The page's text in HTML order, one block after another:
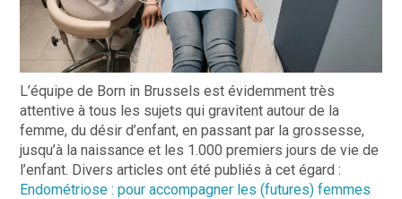
L’équipe de Born in Brussels est évidemment très
attentive à tous les sujets qui gravitent autour de la
femme, du désir d’enfant, en passant par la grossesse,
jusqu’à la naissance et les 1.000 premiers jours de vie de
l’enfant. Divers articles ont été publiés à cet égard :
Endométriose : pour accompagner les (futures) femmes